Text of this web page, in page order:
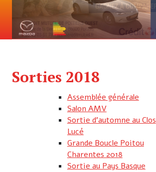
Sorties 2018
Assemblée générale
Salon AMV
Sortie d’automne au Clos
Lucé
Grande Boucle Poitou
Charentes 2018
Sortie au Pays Basque